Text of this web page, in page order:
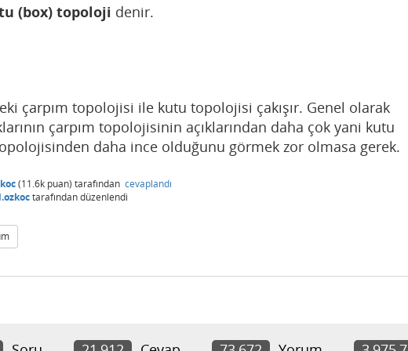
(box) topoloji denir.
çarpım topolojisi ile kutu topolojisi çakışır. Genel olarak
çarpım topolojisinin açıklarından daha çok yani kutu
daha ince olduğunu görmek zor olmasa gerek.
(11.6k puan) tarafından cevaplandı
tarafındandüzenlendi